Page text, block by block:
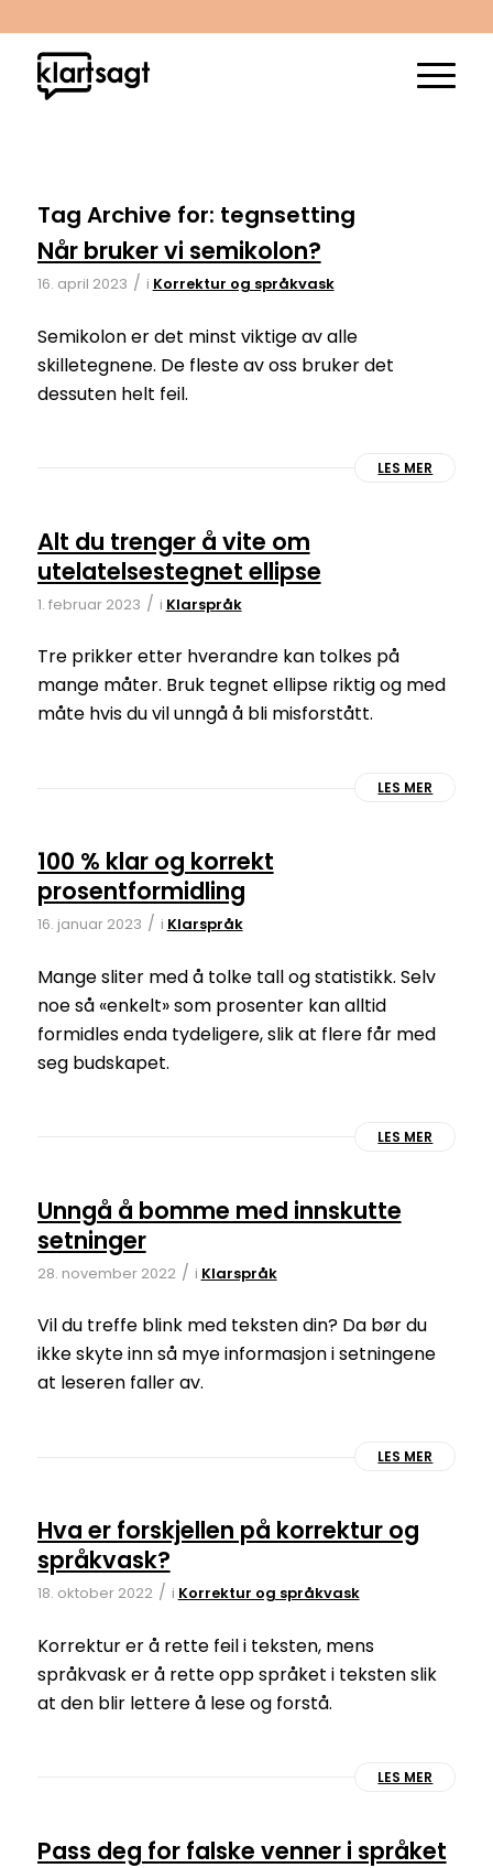
Tag Archive for: tegnsetting
Når bruker vi semikolon?
16. april 2023 / i Korrektur og språkvask
Semikolon er det minst viktige av alle
skilletegnene. De fleste av oss bruker det
dessuten helt feil.
LES MER
Alt du trenger å vite om
utelatelsestegnet ellipse
1. februar 2023 / i Klarspråk
Tre prikker etter hverandre kan tolkes på
mange måter. Bruk tegnet ellipse riktig og med
måte hvis du vil unngå å bli misforstått.
LES MER
100 % klar og korrekt
prosentformidling
16. januar 2023 / i Klarspråk
Mange sliter med å tolke tall og statistikk. Selv
noe så «enkelt» som prosenter kan alltid
formidles enda tydeligere, slik at flere får med
seg budskapet.
LES MER
Unngå å bomme med innskutte
setninger
28. november 2022 / i Klarspråk
Vil du treffe blink med teksten din? Da bør du
ikke skyte inn så mye informasjon i setningene
at leseren faller av.
LES MER
Hva er forskjellen på korrektur og
språkvask?
18. oktober 2022 / i Korrektur og språkvask
Korrektur er å rette feil i teksten, mens
språkvask er å rette opp språket i teksten slik
at den blir lettere å lese og forstå.
LES MER
Pass deg for falske venner i språket